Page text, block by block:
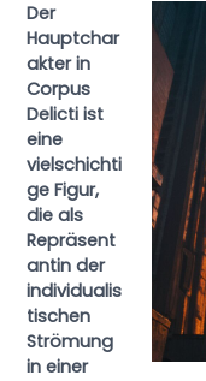
Der
Hauptchar
akter in
Corpus
Delicti ist
eine
vielschichti
ge Figur,
die als
Repräsent
antin der
individualis
tischen
Strömung
in einer